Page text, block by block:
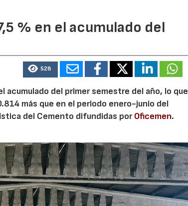
% en el acumulado del
528
acumulado del primer semestre del año, lo que
más que en el periodo enero-junio del
del Cemento difundidas porOficemen.